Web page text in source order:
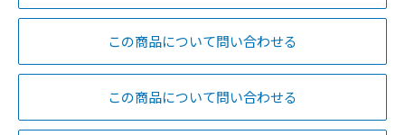
この商品について問い合わせる
この商品について問い合わせる